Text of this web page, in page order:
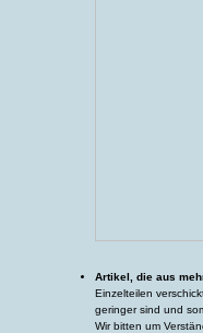
Artikel, die aus
Einzelteilen
geringer sind und
Wir bitten um